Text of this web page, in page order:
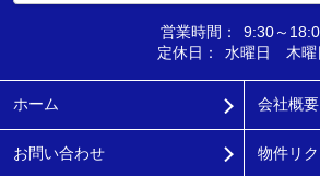
営業時間：
9:30～
定休日：
水曜日 木曜
ホーム 会社概要
お問い合わせ 物件リ